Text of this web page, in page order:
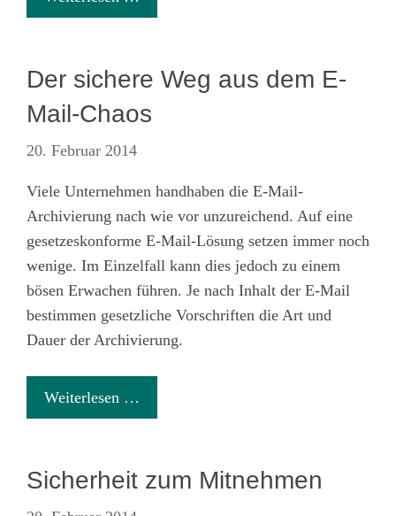
Der sichere Weg aus dem E-
Mail-Chaos
20. Februar 2014
Viele Unternehmen handhaben die E-Mail-
Archivierung nach wie vor unzureichend. Auf eine
gesetzeskonforme E-Mail-Lösung setzen immer noch
wenige. Im Einzelfall kann dies jedoch zu einem
bösen Erwachen führen. Je nach Inhalt der E-Mail
bestimmen gesetzliche Vorschriften die Art und
Dauer der Archivierung.
Weiterlesen …
Sicherheit zum Mitnehmen